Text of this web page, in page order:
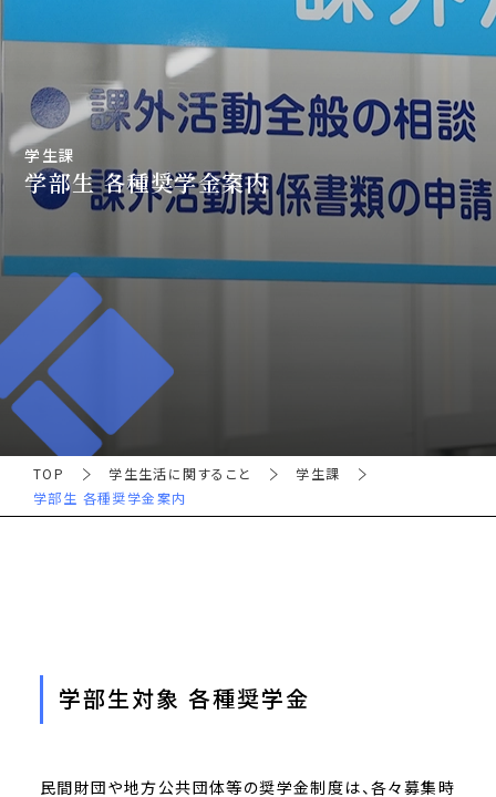
学生課
学部生 各種奨学金案内
TOP 学生生活に関すること
学生課
学部生 各種奨学金案内
学部生対象 各種奨学金
民間財団や地方公共団体等の奨学金制度は、各々募集時